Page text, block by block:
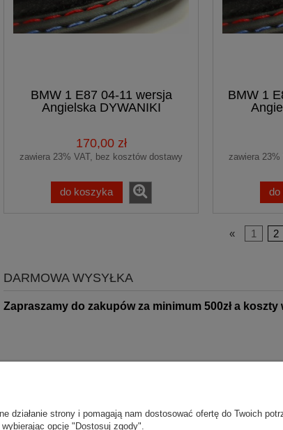
150,00 zł
BMW 1 E87 04-11 wersja
Angielska DYWANIKI
170,00 zł
zawiera 23% VAT, bez kosztów dostawy
do koszyka
BMW 1
zawiera
do
« 1 2
DARMOWA WYSYŁKA
Zapraszamy do zakupów za minimum 500zł a koszty
działanie strony i pomagają nam dostosować ofertę do Twoich
opcję "Dostosuj zgody".